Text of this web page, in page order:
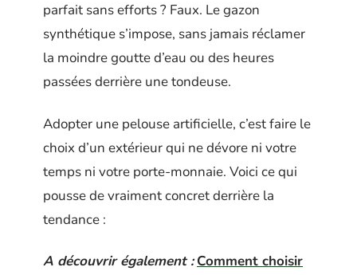
parfait sans efforts ? Faux. Le gazon
synthétique s’impose, sans jamais réclamer
la moindre goutte d’eau ou des heures
passées derrière une tondeuse.
Adopter une pelouse artificielle, c’est faire le
choix d’un extérieur qui ne dévore ni votre
temps ni votre porte-monnaie. Voici ce qui
pousse de vraiment concret derrière la
tendance :
A découvrir également : Comment choisir